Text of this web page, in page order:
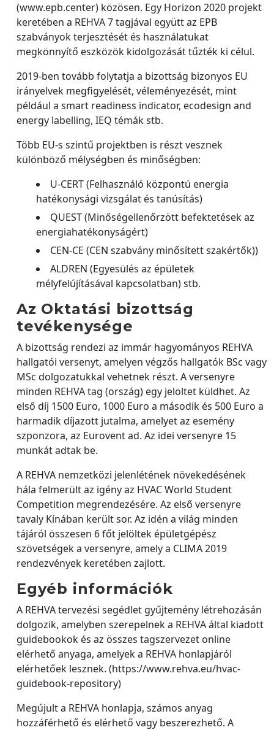
(www.epb.center) közösen. Egy Horizon 2020 projekt
keretében a REHVA 7 tagjával együtt az EPB
szabványok terjesztését és használatukat
megkönnyítő eszközök kidolgozását tűzték ki célul.
2019-ben tovább folytatja a bizottság bizonyos EU
irányelvek megfigyelését, véleményezését, mint
például a smart readiness indicator, ecodesign and
energy labelling, IEQ témák stb.
Több EU-s szintű projektben is részt vesznek
különböző mélységben és minőségben:
U-CERT (Felhasználó központú energia
hatékonysági vizsgálat és tanúsítás)
QUEST (Minőségellenőrzött befektetések az
energiahatékonyságért)
CEN-CE (CEN szabvány minősített szakértők))
ALDREN (Egyesülés az épületek
mélyfelújításával kapcsolatban) stb.
Az Oktatási bizottság
tevékenysége
A bizottság rendezi az immár hagyományos REHVA
hallgatói versenyt, amelyen végzős hallgatók BSc vagy
MSc dolgozatukkal vehetnek részt. A versenyre
minden REHVA tag (ország) egy jelöltet küldhet. Az
első díj 1500 Euro, 1000 Euro a második és 500 Euro a
harmadik díjazott jutalma, amelyet az esemény
szponzora, az Eurovent ad. Az idei versenyre 15
munkát adtak be.
A REHVA nemzetközi jelenlétének növekedésének
hála felmerült az igény az HVAC World Student
Competition megrendezésére. Az első versenyre
tavaly Kínában került sor. Az idén a világ minden
tájáról összesen 6 főt jelöltek épületgépész
szövetségek a versenyre, amely a CLIMA 2019
rendezvények keretében zajlott.
Egyéb információk
A REHVA tervezési segédlet gyűjtemény létrehozásán
dolgozik, amelyben szerepelnek a REHVA által kiadott
guidebookok és az összes tagszervezet online
elérhető anyaga, amelyek a REHVA honlapjáról
elérhetőek lesznek. (https://www.rehva.eu/hvac-
guidebook-repository)
Megújult a REHVA honlapja, számos anyag
hozzáférhető és elérhető vagy beszerezhető. A